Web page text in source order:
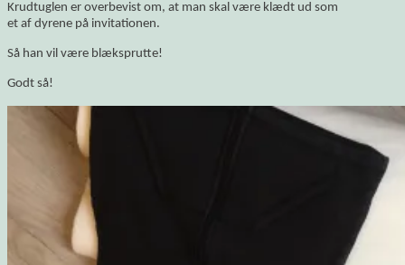
Krudtuglen er overbevist om, at man skal være klædt ud som
et af dyrene på invitationen.
Så han vil være blæksprutte!
Godt så!